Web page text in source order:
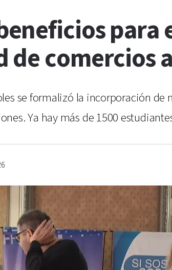
de comercios
se formalizó la incorporación
Ya hay más de 1500